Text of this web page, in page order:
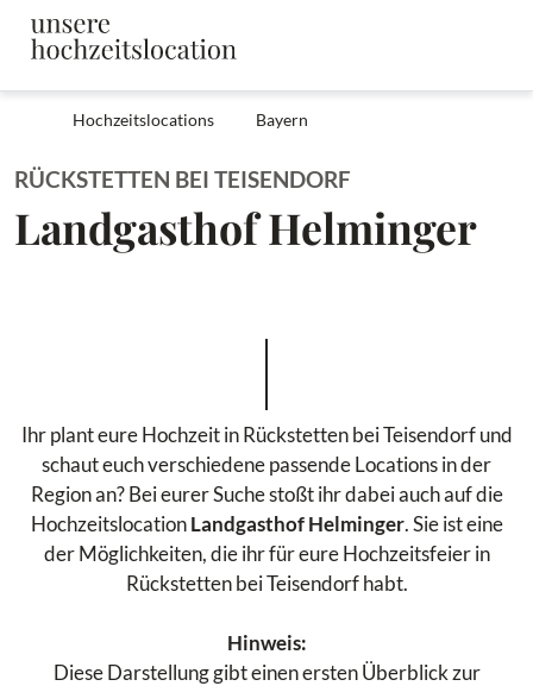
Hochzeitslocations Bayern
RÜCKSTETTEN BEI TEISENDORF
Landgasthof Helminger
Ihr plant eure Hochzeit in Rückstetten bei Teisendorf und
schaut euch verschiedene passende Locations in der
Region an? Bei eurer Suche stoßt ihr dabei auch auf die
HochzeitslocationLandgasthof Helminger. Sie ist eine
der Möglichkeiten, die ihr für eure Hochzeitsfeier in
Rückstetten bei Teisendorf habt.
Hinweis:
Diese Darstellung gibt einen ersten Überblick zur